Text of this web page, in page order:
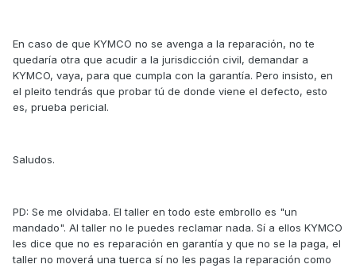
En caso de que KYMCO no se avenga a la reparación, no te
quedaría otra que acudir a la jurisdicción civil, demandar a
KYMCO, vaya, para que cumpla con la garantía. Pero insisto, en
el pleito tendrás que probar tú de donde viene el defecto, esto
es, prueba pericial.
Saludos.
PD: Se me olvidaba. El taller en todo este embrollo es "un
mandado". Al taller no le puedes reclamar nada. Sí a ellos KYMCO
les dice que no es reparación en garantía y que no se la paga, el
taller no moverá una tuerca sí no les pagas la reparación como